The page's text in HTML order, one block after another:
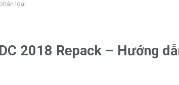
loại
2018 Repack – Hướng